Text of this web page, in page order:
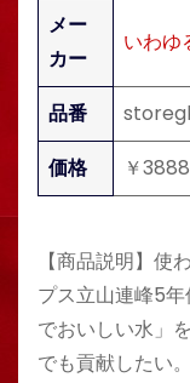
メー
カー
いわゆ
品番
価格
￥3888
【商品説明】使
プス立山連峰5
でおいしい水」
でも貢献したい